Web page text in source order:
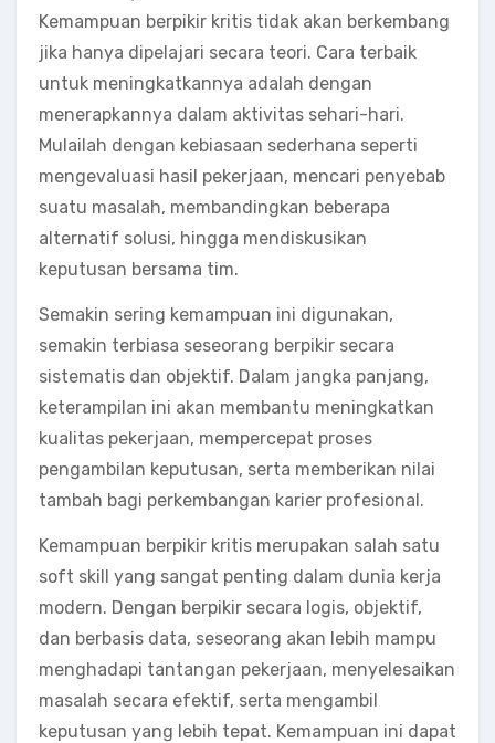
Kemampuan berpikir kritis tidak akan berkembang
jika hanya dipelajari secara teori. Cara terbaik
untuk meningkatkannya adalah dengan
menerapkannya dalam aktivitas sehari-hari.
Mulailah dengan kebiasaan sederhana seperti
mengevaluasi hasil pekerjaan, mencari penyebab
suatu masalah, membandingkan beberapa
alternatif solusi, hingga mendiskusikan
keputusan bersama tim.
Semakin sering kemampuan ini digunakan,
semakin terbiasa seseorang berpikir secara
sistematis dan objektif. Dalam jangka panjang,
keterampilan ini akan membantu meningkatkan
kualitas pekerjaan, mempercepat proses
pengambilan keputusan, serta memberikan nilai
tambah bagi perkembangan karier profesional.
Kemampuan berpikir kritis merupakan salah satu
soft skill yang sangat penting dalam dunia kerja
modern. Dengan berpikir secara logis, objektif,
dan berbasis data, seseorang akan lebih mampu
menghadapi tantangan pekerjaan, menyelesaikan
masalah secara efektif, serta mengambil
keputusan yang lebih tepat. Kemampuan ini dapat